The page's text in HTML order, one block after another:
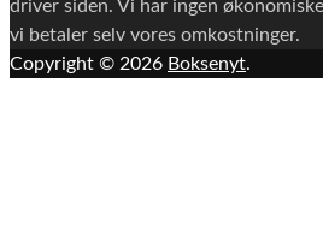
driver siden. Vi har ingen
vi betaler selv vores omkostninger.
Copyright © 2026 Boksenyt.